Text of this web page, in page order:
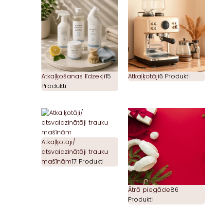
Atkaļķošanas līdzekļi15
Produkti
Atkaļķotāji6 Produkti
Atkaļķotāji/
atsvaidzinātāji trauku
mašīnām17 Produkti
Ātrā piegāde86
Produkti